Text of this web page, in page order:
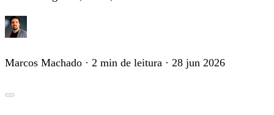
Marcos Machado · 2 min de leitura · 28 jun 2026